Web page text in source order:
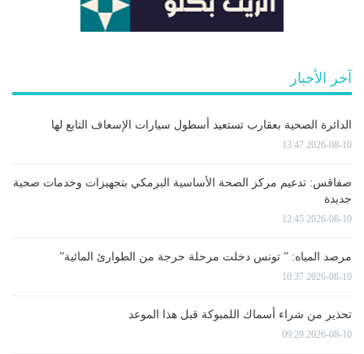
آخر الأخبار
الدائرة الصحية بعقارب تستعيد أسطول سيارات الإسعاف التابع لها
2026-08-10 13:47
صفاقس: تدعيم مركز الصحة الأساسية البرمكي بتجهيزات وخدمات صحية
جديدة
2026-08-10 12:45
مرصد المياه: ” تونس دخلت مرحلة حرجة من الطوارئ المائية”
2026-08-10 10:37
تحذير من شراء أسماك اللمبوكة قبل هذا الموعد
2026-08-10 09:29